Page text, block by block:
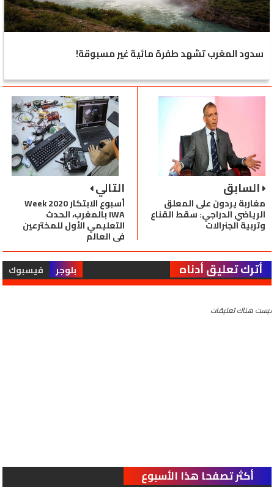
سدود المغرب تشهد طفرة مائية غير مسبوقة!
التالي
أسبوع الابتكار 2020 Week
IWA بالمغرب، الحدث
التعليمي الأول للمخترعين
في العالم
السابق
مغاربة يردون على المعلق
الرياضي الدراجي: سقط القناع
وتربية الجنرالات
أترك تعليق أدناه بلوجر فيسبوك
ليست هناك تعليقات
أكثر تصفحا هذا الأسبوع